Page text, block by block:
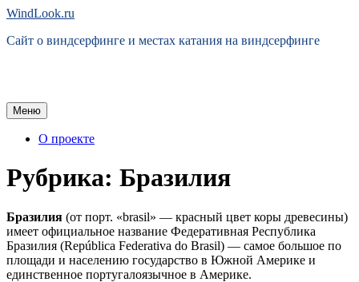
Перейти
содержимому
WindLook.ru
Сайт о виндсерфинге и местах катания на виндсерфинге
Меню
О проекте
Рубрика: Бразилия
Бразилия (от порт. «brasil» — красный цвет коры древесины)
имеет официальное название Федеративная Республика
Бразилия (República Federativa do Brasil) — самое большое по
площади и населению государство в Южной Америке и
единственное португалоязычное в Америке.